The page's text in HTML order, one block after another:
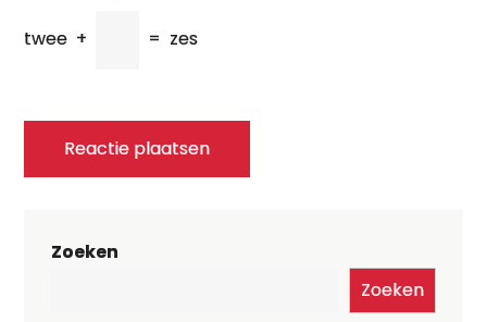
twee + = zes
Zoeken
Zoeken